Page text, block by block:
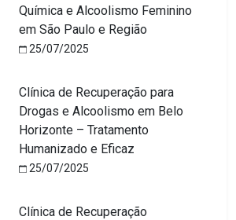
Química e Alcoolismo Feminino
em São Paulo e Região
25/07/2025
Clínica de Recuperação para
Drogas e Alcoolismo em Belo
Horizonte – Tratamento
Humanizado e Eficaz
25/07/2025
Clínica de Recuperação